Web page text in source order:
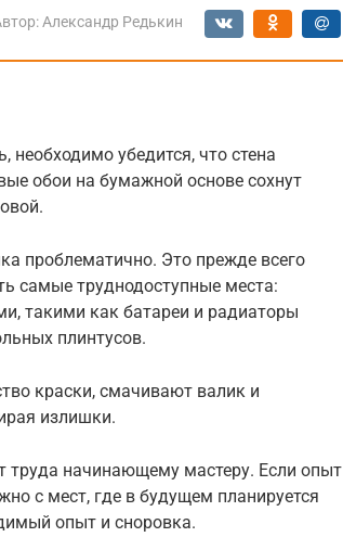
Александр Редькин
необходимо убедится, что стена
обои на бумажной основе сохнут
проблематично. Это прежде всего
самые труднодоступные места:
такими как батареи и радиаторы
плинтусов.
краски, смачивают валик и
излишки.
труда начинающему мастеру. Если опыт
с мест, где в будущем планируется
опыт и сноровка.